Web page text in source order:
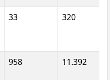
33 320
958 11.392